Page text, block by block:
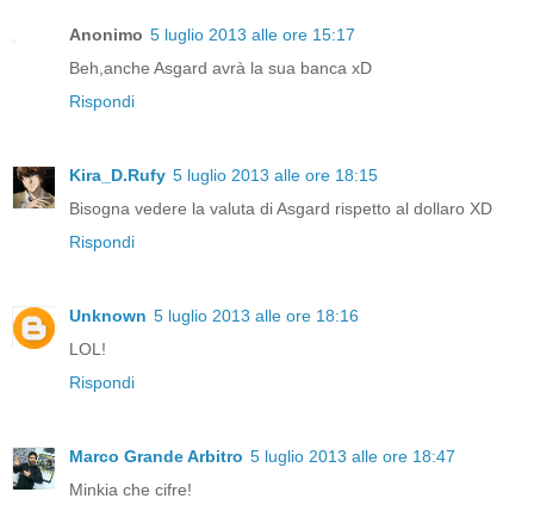
Anonimo 5 luglio 2013 alle ore 15:17
Beh,anche Asgard avrà la sua banca xD
Rispondi
Kira_D.Rufy 5 luglio 2013 alle ore 18:15
Bisogna vedere la valuta di Asgard rispetto al dollaro XD
Rispondi
Unknown 5 luglio 2013 alle ore 18:16
LOL!
Rispondi
Marco Grande Arbitro 5 luglio 2013 alle ore 18:47
Minkia che cifre!